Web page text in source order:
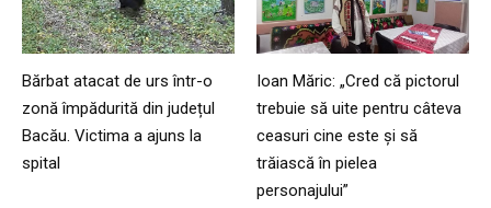
Bărbat atacat de urs într-o
zonă împădurită din județul
Bacău. Victima a ajuns la
spital
Ioan Măric: „Cred că pictorul
trebuie să uite pentru câteva
ceasuri cine este și să
trăiască în pielea
personajului”